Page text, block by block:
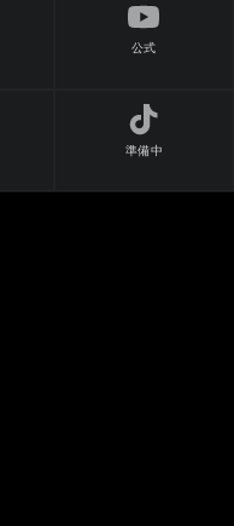
公式
準備中